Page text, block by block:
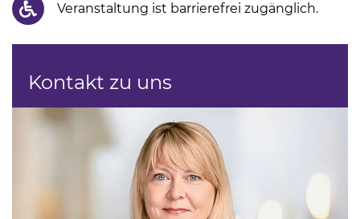
Veranstaltung ist barrierefrei zugänglich.
Kontakt zu uns